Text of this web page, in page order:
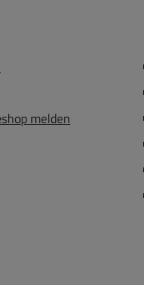
melden